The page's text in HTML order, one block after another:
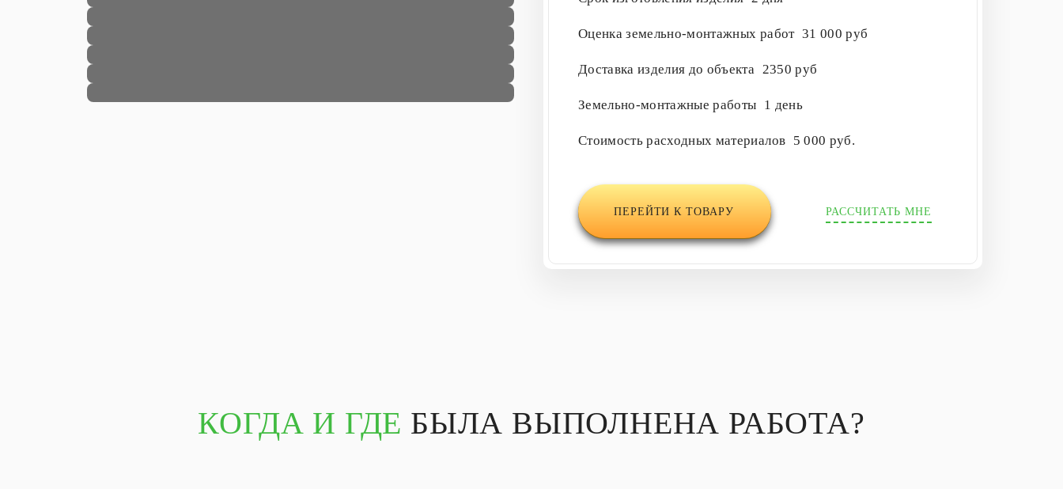
Оценка земельно-монтажных работ 31 000 руб
Доставка изделия до объекта 2350 руб
Земельно-монтажные работы 1 день
Стоимость расходных материалов 5 000 руб.
ПЕРЕЙТИ К ТОВАРУ РАССЧИТАТЬ МНЕ
КОГДА И ГДЕ БЫЛА ВЫПОЛНЕНА РАБОТА?